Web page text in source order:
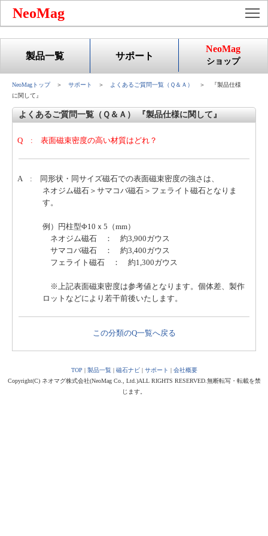
NeoMag
製品一覧 サポート
NeoMag
ショップ
NeoMagトップ＞ サポート ＞ よくあるご質問一覧（Ｑ＆Ａ）
＞ 『製品仕様
に関して』
よくあるご質問一覧（Ｑ＆Ａ） 『製品仕様に関して』
Q : 表面磁束密度の高い材質はどれ？
A : 同形状・同サイズ磁石での表面磁束密度の強さは、
ネオジム磁石＞サマコバ磁石＞フェライト磁石となりま
す。
例）円柱型Φ10ｘ5（mm）
ネオジム磁石 ： 約3,900ガウス
サマコバ磁石 ： 約3,400ガウス
フェライト磁石 ： 約1,300ガウス
※上記表面磁束密度は参考値となります。個体差、製作
ロットなどにより若干前後いたします。
この分類のQ一覧へ戻る
TOP | 製品一覧| 磁石ナビ| サポート | 会社概要
Copyright(C) ネオマグ株式会社(NeoMag Co., Ltd.)ALL RIGHTS RESERVED.無断転写・転載を禁
じます。